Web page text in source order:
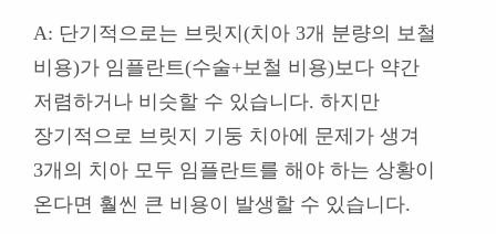
A: 단기적으로는 브릿지(치아 3개 분량의 보철
비용)가 임플란트(수술+보철 비용)보다 약간
저렴하거나 비슷할 수 있습니다. 하지만
장기적으로 브릿지 기둥 치아에 문제가 생겨
3개의 치아 모두 임플란트를 해야 하는 상황이
온다면 훨씬 큰 비용이 발생할 수 있습니다.